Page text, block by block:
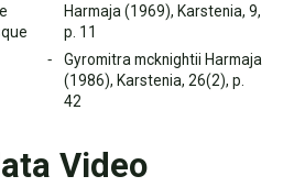
Harmaja (1969), Karstenia, 9,
p. 11
Gyromitra mcknightii Harmaja
(1986), Karstenia, 26(2), p.
42
Video